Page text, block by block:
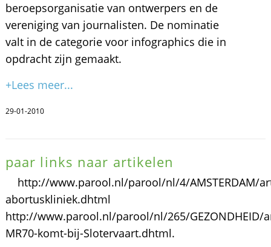
beroepsorganisatie van ontwerpers en de
vereniging van journalisten. De nominatie
valt in de categorie voor infographics die in
opdracht zijn gemaakt.
+Lees meer...
29-01-2010
paar links naar artikelen
http://www.parool.nl/parool/nl/4/AMSTERDAM/
abortuskliniek.dhtml
http://www.parool.nl/parool/nl/265/
MR70-komt-bij-Slotervaart.dhtml.